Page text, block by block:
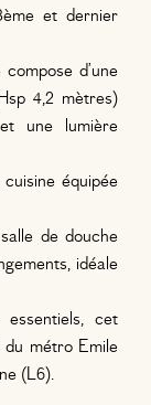
et dernier
d’une
4,2 mètres)
une lumière
équipée
de douche
idéale
cet
métro Emile
(L6).